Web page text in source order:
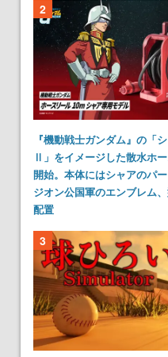
2
『機動戦士ガンダム』の「
Ⅱ」をイメージした散水ホ
開始。本体にはシャアのパ
ジオン公国軍のエンブレム
配置
3